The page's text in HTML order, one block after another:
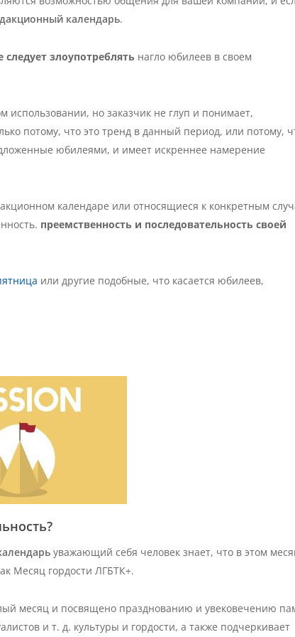
календарь.
следует злоупотреблять нагло юбилеев в своем
но заказчик не глуп и понимает,
потому, что это тренд в данный период, или потому,
юбилеями, и имеет искреннее намерение
календаре или относящиеся к конкретным
преемственность и последовательность своей
или другие подобные, что касается юбилеев,
уважающий себя человек знает, что в этом
Месяц гордости ЛГБТК+.
месяц и посвящено празднованию и увековечению
и т. д. культуры и гордости, а также подчеркивает